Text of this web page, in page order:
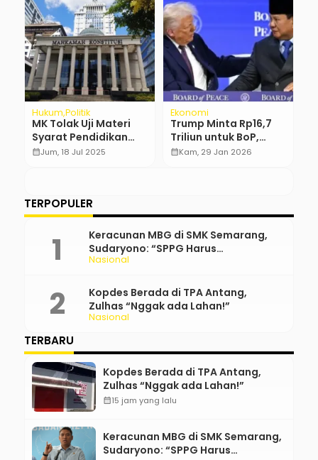
Nasional
Indonesia Masuk
Daftar Negara Paling
Aman Jika Perang
calendar_monthSel, 24 Jun 2025
Regional
Update Kasus SMAN
72 Jakarta: Siswa
Bantah Rumor Hingga
calendar_monthKam, 13 Nov 2025
TERPOPULER
Nasional
Keracunan MBG di SMK Semarang,
Sudaryono: “SPPG Harus
Bertanggung Jawab!”
Nasional
Kopdes Berada di TPA Antang,
Zulhas “Nggak ada Lahan!”
TERBARU
Kopdes Berada di TPA Antang,
Zulhas “Nggak ada Lahan!”
calendar_month15 jam yang lalu
Keracunan MBG di SMK Semarang,
Sudaryono: “SPPG Harus